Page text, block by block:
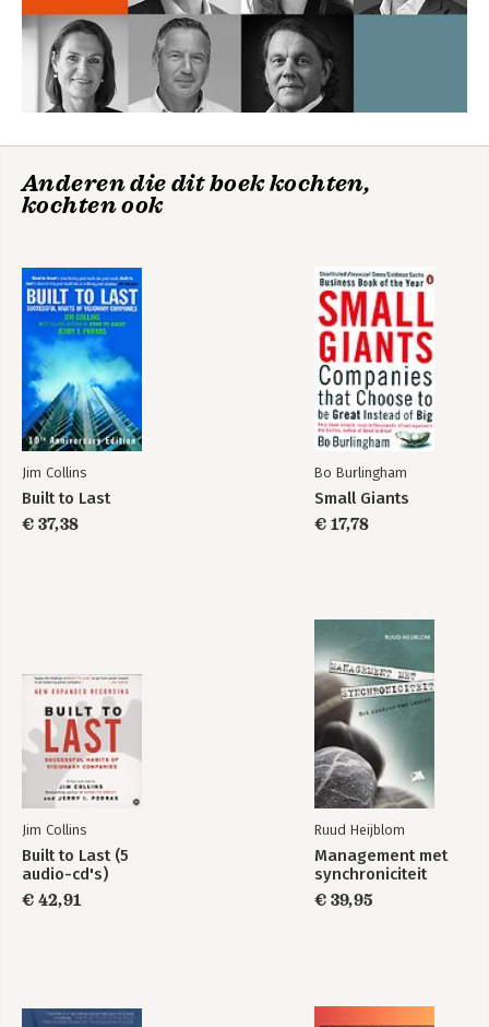
Bekijk alle boeken
1. Onderzoekskwesties
2. Oprichtingsgegevens van de visionaire en andere bedrijven
3. Tabellen
4. Noten
Anderen die dit boek kochten,
kochten ook
Jim Collins
Built to Last
€ 37,38
Bo Burlingham
Small Giants
€ 17,78
Jim Collins
Built to Last (5
audio-cd's)
€ 42,91
Ruud Heijblom
Management met
synchroniciteit
€ 39,95